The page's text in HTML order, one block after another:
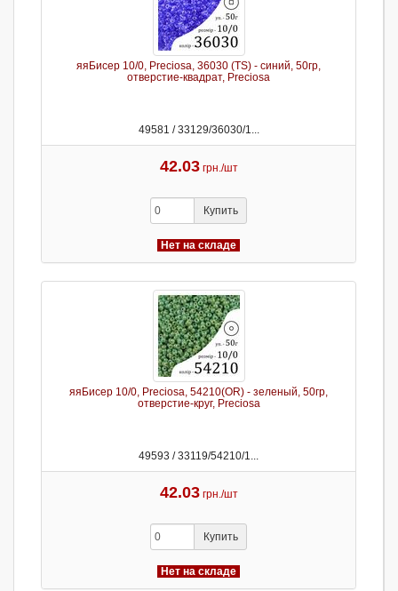
яяБисер 10/0, Preciosa, 36030 (TS) - синий, 50гр,
отверстие-квадрат, Preciosa
49581 / 33129/36030/1...
42.03 грн./шт
Купить
Нет на складе
яяБисер 10/0, Preciosa, 54210(OR) - зеленый, 50гр,
отверстие-круг, Preciosa
49593 / 33119/54210/1...
42.03 грн./шт
Купить
Нет на складе